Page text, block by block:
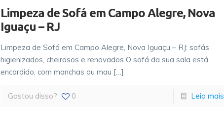
Limpeza de Sofá em Campo Alegre, Nova
Iguaçu – RJ
Limpeza de Sofá em Campo Alegre, Nova Iguaçu – RJ: sofás
higienizados, cheirosos e renovados O sofá da sua sala está
encardido, com manchas ou mau […]
Gostou disso? 0 Leia mais